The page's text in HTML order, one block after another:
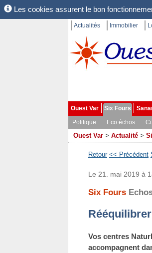
Les cookies assurent le bon
Actualités Immobilier
Ouest Var Six Fours
Politique
Eco échos
Ouest Var > Actualité >
Retour << Précédent
Le 21. mai 2019 à
Six Fours
Vos centres
accompagnent